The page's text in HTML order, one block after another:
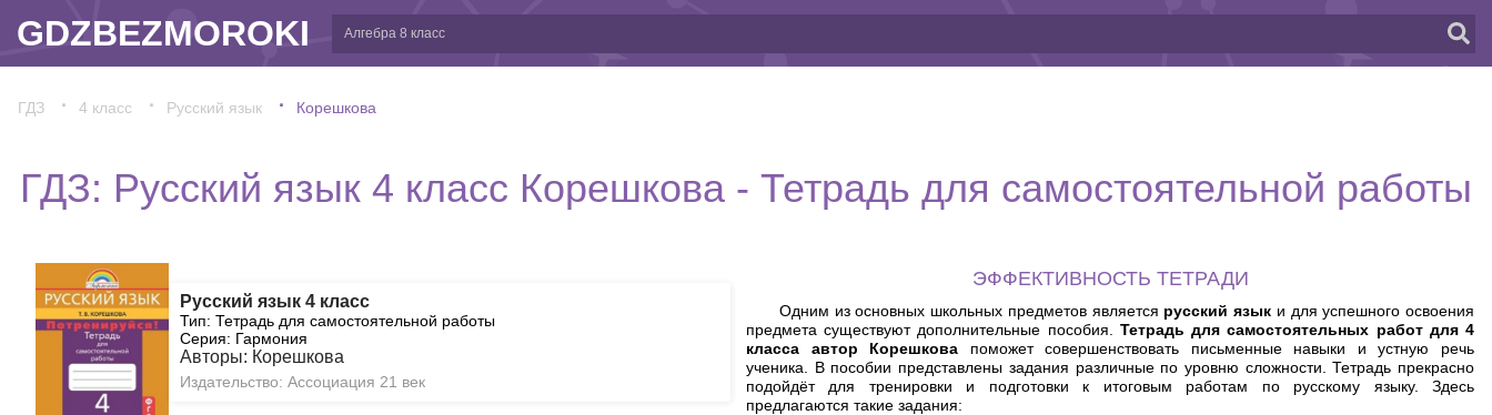
GDZBEZMOROKI
ГДЗ 4 класс Русский язык Корешкова
ГДЗ: Русский язык 4 класс Корешкова - Тетрадь для самостоятельной работы
Русский язык 4 класс
Тип: Тетрадь для самостоятельной работы
Серия: Гармония
Авторы: Корешкова
Издательство: Ассоциация 21 век
ЭФФЕКТИВНОСТЬ ТЕТРАДИ
Одним из основных школьных предметов является русский язык и для успешного освоения
предмета существуют дополнительные пособия. Тетрадь для самостоятельных работ для 4
класса автор Корешкова поможет совершенствовать письменные навыки и устную речь
ученика. В пособии представлены задания различные по уровню сложности. Тетрадь прекрасно
подойдёт для тренировки и подготовки к итоговым работам по русскому языку. Здесь
предлагаются такие задания: